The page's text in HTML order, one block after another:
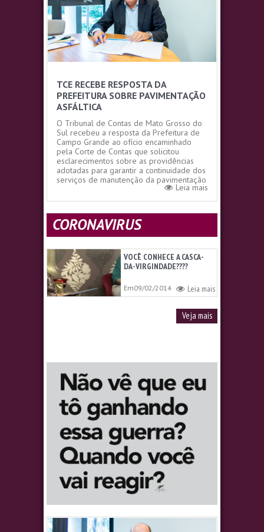
TCE RECEBE RESPOSTA DA
PREFEITURA SOBRE PAVIMENTAÇÃO
ASFÁLTICA
O Tribunal de Contas de Mato Grosso do
Sul recebeu a resposta da Prefeitura de
Campo Grande ao ofício encaminhado
pela Corte de Contas que solicitou
esclarecimentos sobre as providências
adotadas para garantir a continuidade dos
serviços de manutenção da pavimentação
asfáltica da Capital. Na manifestação...Leia mais
CORONAVIRUS
VOCÊ CONHECE A CASCA-
DA-VIRGINDADE????
Em09/02/2014 Leia mais
Veja mais